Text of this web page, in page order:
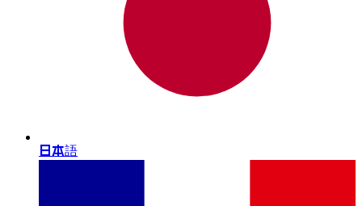
日本語